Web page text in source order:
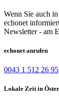
Wenn Sie auch
echonet
Newsletter - am
echonet anrufen
0043 1 512 26 95
Lokale Zeit in